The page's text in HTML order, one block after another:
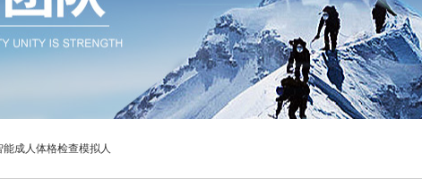
能成人体格检查模拟人